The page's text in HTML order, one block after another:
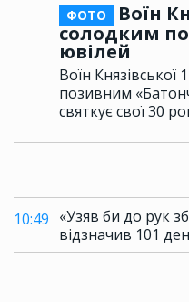
ФОТО
Воїн
солодким
ювілей
Воїн
позивним
святкує свої 30
10:49 «Узяв би до рук
відзначив 101